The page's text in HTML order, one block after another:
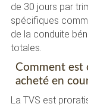
de 30 jours par
spécifiques
de la conduite
totales.
Comment est
acheté en
La TVS est